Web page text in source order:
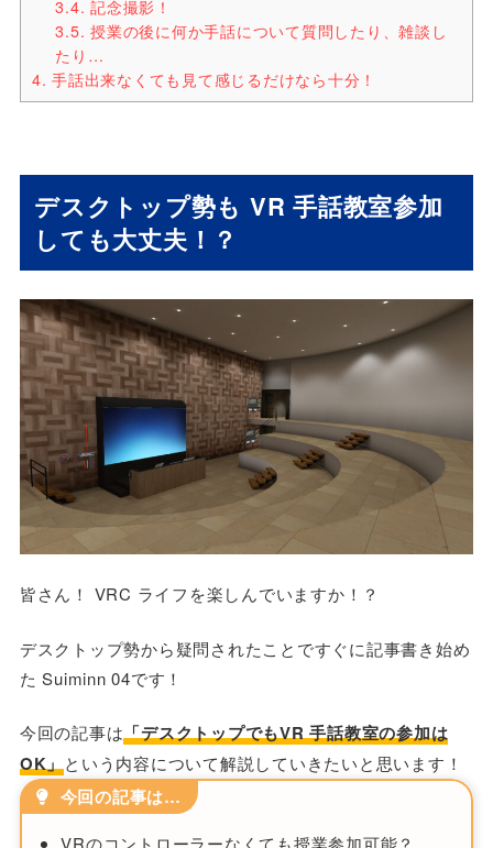
3.4. 記念撮影！
3.5. 授業の後に何か手話について質問したり、雑談し
たり…
4. 手話出来なくても見て感じるだけなら十分！
デスクトップ勢も VR 手話教室参加
しても大丈夫！？
皆さん！ VRC ライフを楽しんでいますか！？
デスクトップ勢から疑問されたことですぐに記事書き始め
た Suiminn 04です！
今回の記事は「デスクトップでもVR 手話教室の参加は
OK」という内容について解説していきたいと思います！
今回の記事は…